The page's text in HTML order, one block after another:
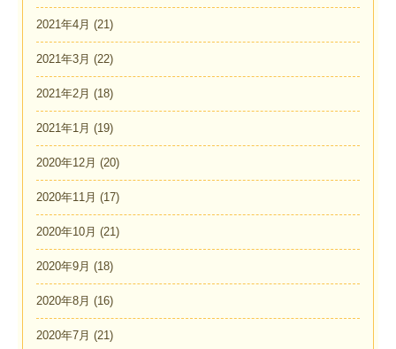
2021年4月 (21)
2021年3月 (22)
2021年2月 (18)
2021年1月 (19)
2020年12月 (20)
2020年11月 (17)
2020年10月 (21)
2020年9月 (18)
2020年8月 (16)
2020年7月 (21)